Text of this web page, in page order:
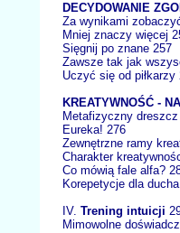
DECYDOWANIE
Za wynikami
Mniej znaczy więcej
Sięgnij po znane 257
Zawsze tak jak
Uczyć się od piłkarzy
KREATYWNOŚĆ -
Metafizyczny
Eureka! 276
Zewnętrzne ramy
Charakter
Co mówią fale alfa?
Korepetycje dla
IV. Trening intuicji
Mimowolne